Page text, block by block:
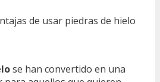
se han convertido en una